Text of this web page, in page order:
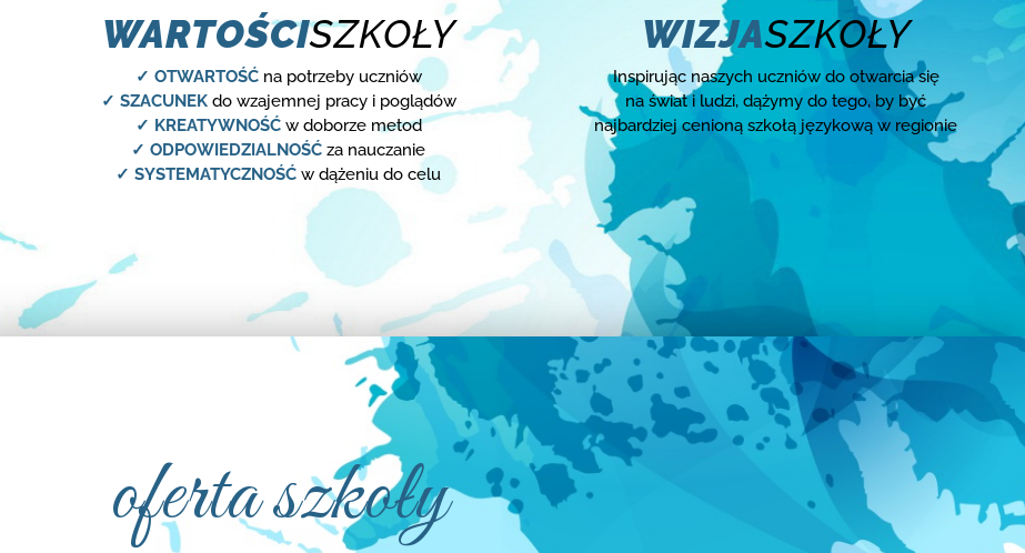
WARTOŚCISZKOŁY
✓ OTWARTOŚĆna potrzeby uczniów
✓ SZACUNEKdo wzajemnej pracy i poglądów
✓ KREATYWNOŚĆw doborze metod
✓ ODPOWIEDZIALNOŚĆ za nauczanie
✓ SYSTEMATYCZNOŚĆ w dążeniu do celu
WIZJASZKOŁY
Inspirując naszych uczniów do otwarcia się
na świat i ludzi, dążymy do tego, by być
najbardziej cenioną szkołą językową w regionie
oferta szkoły